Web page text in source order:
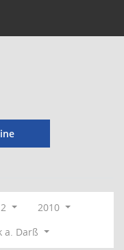
2010
a. Darß